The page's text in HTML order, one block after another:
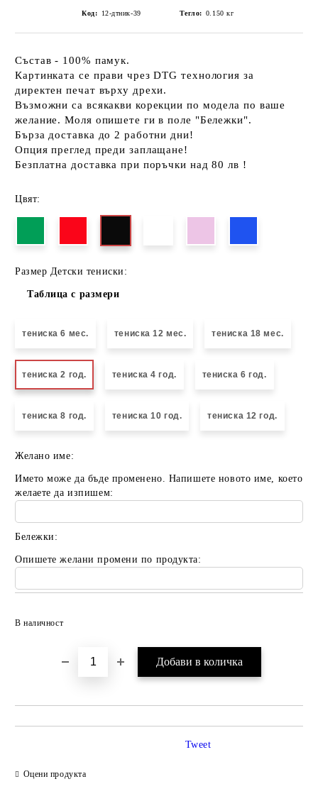
Код: 12-дтник-39 Тегло: 0.150 кг
Състав - 100% памук.
Картинката се прави чрез DTG технология за
директен печат върху дрехи.
Възможни са всякакви корекции по модела по ваше
желание. Моля опишете ги в поле "Бележки".
Бърза доставка до 2 работни дни!
Опция преглед преди заплащане!
Безплатна доставка при поръчки над 80 лв !
Цвят:
Размер Детски тениски:
Таблица с размери
тениска 6 мес. тениска 12 мес. тениска 18 мес.
тениска 2 год. тениска 4 год. тениска 6 год.
тениска 8 год. тениска 10 год. тениска 12 год.
Желано име:
Името може да бъде променено. Напишете новото име, което
желаете да изпишем:
Бележки:
Опишете желани промени по продукта:
В наличност
Оцени продукта
Tweet